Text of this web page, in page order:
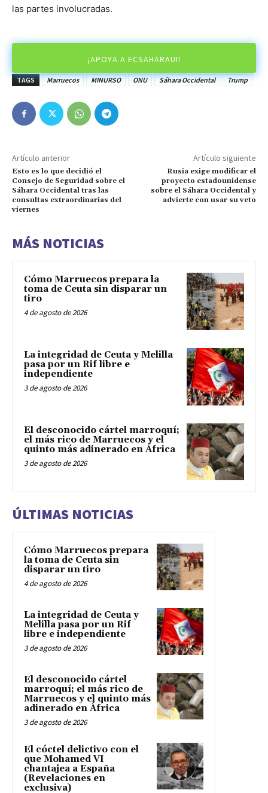
las partes involucradas.
¡APOYA A ECSAHARAUI!
TAGS Marruecos MINURSO ONU Sáhara Occidental Trump
Artículo anterior
Esto es lo que decidió el
Consejo de Seguridad sobre el
Sáhara Occidental tras las
consultas extraordinarias del
viernes
Artículo siguiente
Rusia exige modificar el
proyecto estadounidense
sobre el Sáhara Occidental y
advierte con usar su veto
MÁS NOTICIAS
Cómo Marruecos prepara la
toma de Ceuta sin disparar un
tiro
4 de agosto de 2026
La integridad de Ceuta y Melilla
pasa por un Rif libre e
independiente
3 de agosto de 2026
El desconocido cártel marroquí;
el más rico de Marruecos y el
quinto más adinerado en África
3 de agosto de 2026
ÚLTIMAS NOTICIAS
Cómo Marruecos prepara
la toma de Ceuta sin
disparar un tiro
4 de agosto de 2026
La integridad de Ceuta y
Melilla pasa por un Rif
libre e independiente
3 de agosto de 2026
El desconocido cártel
marroquí; el más rico de
Marruecos y el quinto más
adinerado en África
3 de agosto de 2026
El cóctel delictivo con el
que Mohamed VI
chantajea a España
(Revelaciones en
exclusiva)